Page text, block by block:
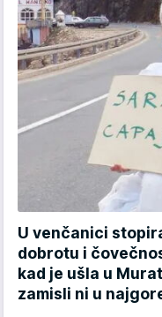
U venčanici
dobrotu i
kad je ušla u
zamisli ni u